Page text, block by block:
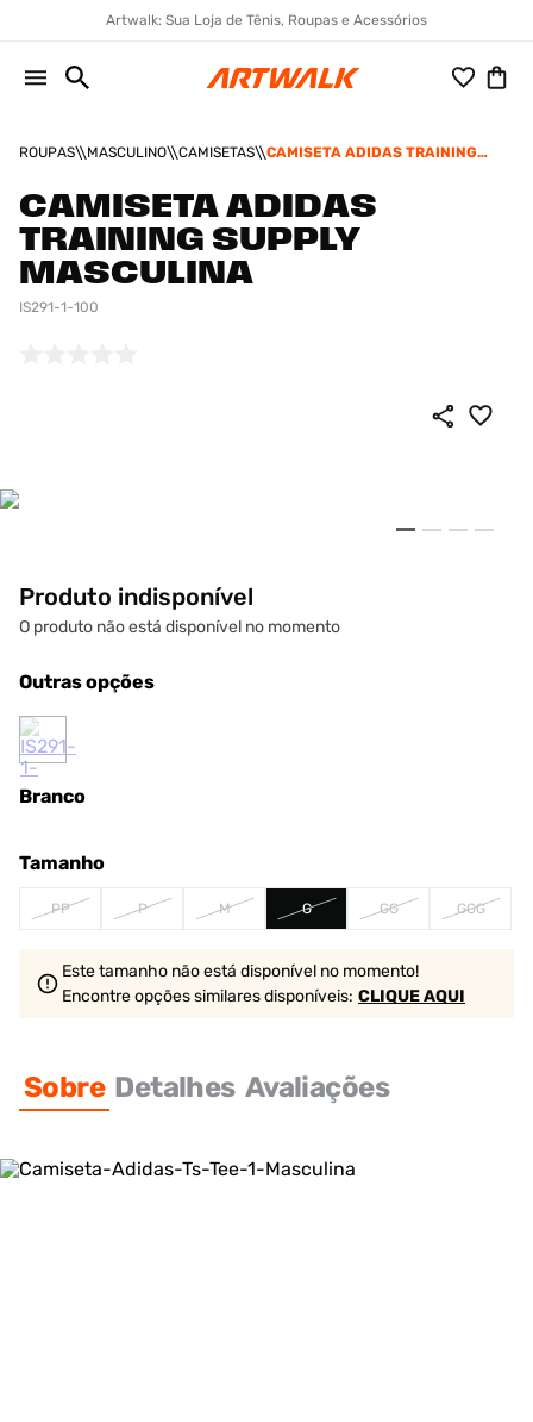
Artwalk: Sua Loja de Tênis, Roupas e Acessórios
ROUPAS MASCULINO CAMISETAS
CAMISETA ADIDAS TRAINING
CAMISETA ADIDAS
TRAINING SUPPLY
MASCULINA
IS291-1-100
Produto indisponível
O produto não está disponível no momento
Outras opções
Branco
Tamanho
PP P M G GG GGG
Este tamanho não está disponível no momento!
Encontre opções similaresdisponíveis: CLIQUE AQUI
Sobre Detalhes Avaliações